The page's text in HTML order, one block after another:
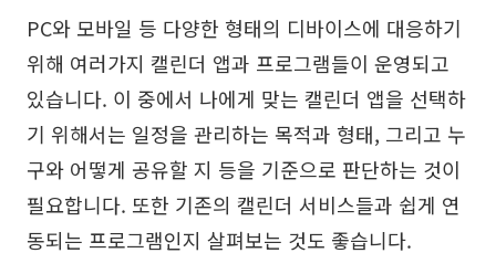
PC와 모바일 등 다양한 형태의 디바이스에 대응하기
위해 여러가지 캘린더 앱과 프로그램들이 운영되고
있습니다. 이 중에서 나에게 맞는 캘린더 앱을 선택하
기 위해서는 일정을 관리하는 목적과 형태, 그리고 누
구와 어떻게 공유할 지 등을 기준으로 판단하는 것이
필요합니다. 또한 기존의 캘린더 서비스들과 쉽게 연
동되는 프로그램인지 살펴보는 것도 좋습니다.